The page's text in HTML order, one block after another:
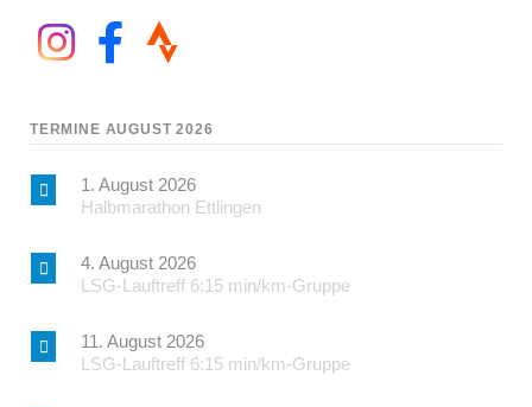
TERMINE AUGUST 2026
1. August 2026
Halbmarathon Ettlingen
4. August 2026
LSG-Lauftreff 6:15 min/km-Gruppe
11. August 2026
LSG-Lauftreff 6:15 min/km-Gruppe